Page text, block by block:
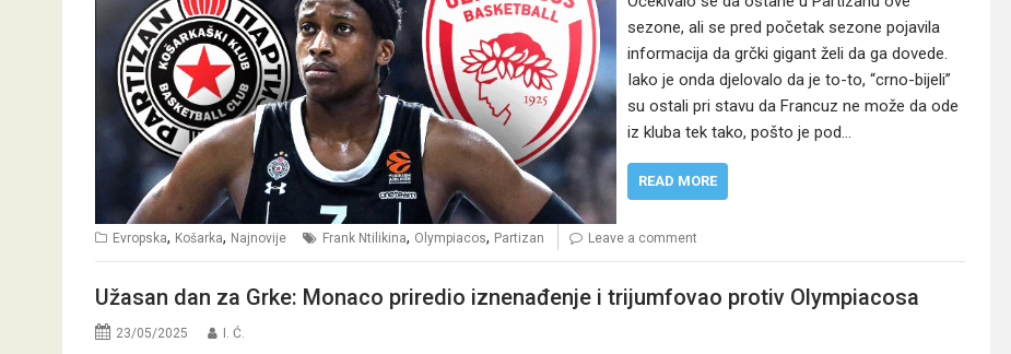
sezone, ali se pred početak sezone pojavila
informacija da grčki gigant želi da ga dovede.
Iako je onda djelovalo da je to-to, “crno-bijeli”
su ostali pri stavu da Francuz ne može da ode
iz kluba tek tako, pošto je pod…
READ MORE
Evropska, Košarka, Najnovije Frank Ntilikina, Olympiacos, Partizan Leave a comment
Užasan dan za Grke: Monaco priredio iznenađenje i trijumfovao protiv Olympiacosa
23/05/2025 I. Ć.